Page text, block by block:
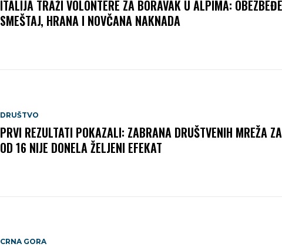
ITALIJA TRAŽI VOLONTERE ZA BORAVAK U ALPIMA:
SMEŠTAJ, HRANA I NOVČANA NAKNADA
DRUŠTVO
PRVI REZULTATI POKAZALI: ZABRANA DRUŠTVENIH MREŽA
OD 16 NIJE DONELA ŽELJENI EFEKAT
CRNA GORA